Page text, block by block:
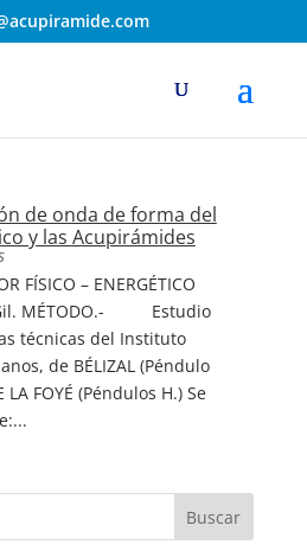
de onda de forma del
y las Acupirámides
FÍSICO – ENERGÉTICO
MÉTODO.- Estudio
técnicas del Instituto
de BÉLIZAL (Péndulo
FOYÉ (Péndulos H.) Se